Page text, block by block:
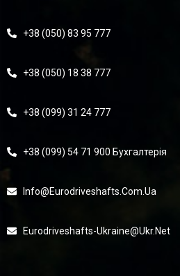
+38 (050) 83 95 777
+38 (050) 18 38 777
+38 (099) 31 24 777
+38 (099) 54 71 900 Бухгалтерія
Info@eurodriveshafts.com.ua
Eurodriveshafts-Ukraine@ukr.net